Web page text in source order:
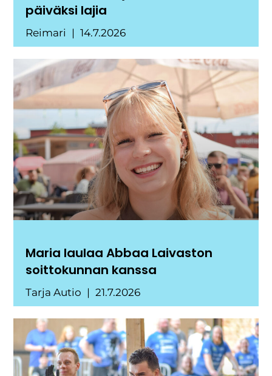
päiväksi lajia
Reimari 14.7.2026
Maria laulaa Abbaa Laivaston
soittokunnan kanssa
Tarja Autio 21.7.2026